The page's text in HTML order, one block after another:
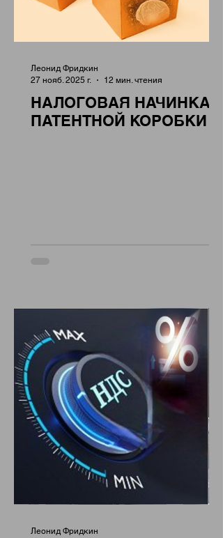
НАЛОГОВАЯ НАЧИНКА
ПАТЕНТНОЙ КОРОБКИ
Леонид Фридкин
27 нояб. 2025 г.
12 мин. чтения
Леонид Фридкин